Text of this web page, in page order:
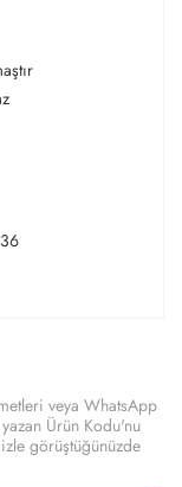
veya WhatsApp
Ürün Kodu'nu
görüştüğünüzde